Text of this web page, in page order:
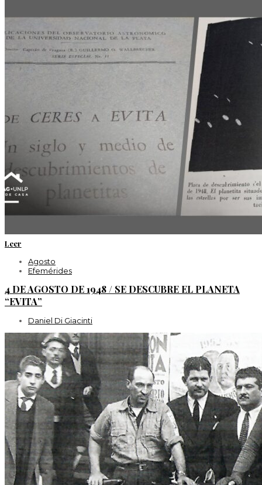
Leer
Agosto
Efemérides
4 DE AGOSTO DE 1948 / SE DESCUBRE EL PLANETA
“EVITA”
Daniel Di Giacinti